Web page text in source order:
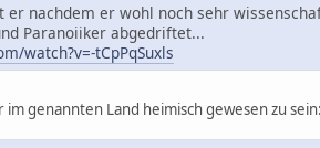
er nachdem er wohl noch sehr
Paranoiiker abgedriftet...
watch?v=-tCpPqSuxls
genannten Land heimisch gewesen zu sein: